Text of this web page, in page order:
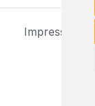
Impressum